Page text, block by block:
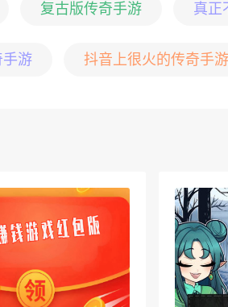
复古版传奇手游 真正
手游 抖音上很火的传奇手游